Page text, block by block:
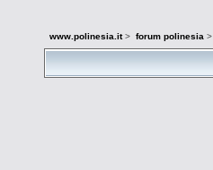
www.polinesia.it> forum polinesia>